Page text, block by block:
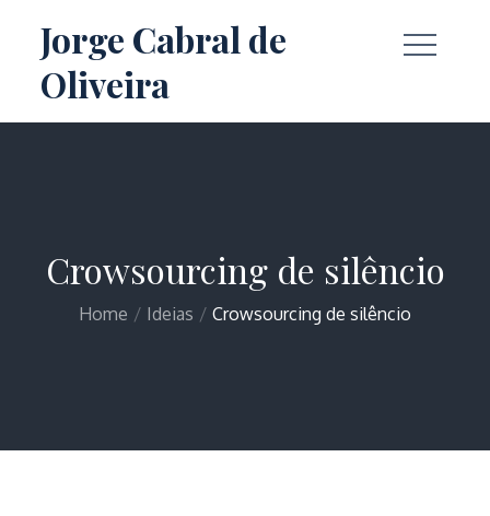
content
Jorge Cabral de
Oliveira
Crowsourcing de silêncio
Home Ideias Crowsourcing de silêncio